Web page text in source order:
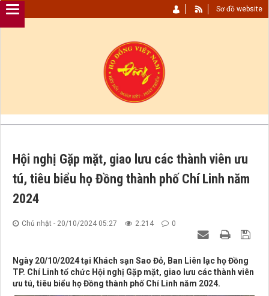
Sơ đồ website
Hội nghị Gặp mặt, giao lưu các thành viên ưu
tú, tiêu biểu họ Đồng thành phố Chí Linh năm
2024
Chủ nhật - 20/10/2024 05:27 2.214 0
Ngày 20/10/2024 tại Khách sạn Sao Đỏ, Ban Liên lạc họ Đồng
TP. Chí Linh tổ chức Hội nghị Gặp mặt, giao lưu các thành viên
ưu tú, tiêu biểu họ Đồng thành phố Chí Linh năm 2024.